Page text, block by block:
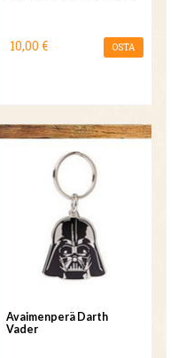
10,00 € OSTA
Avaimenperä Darth
Vader